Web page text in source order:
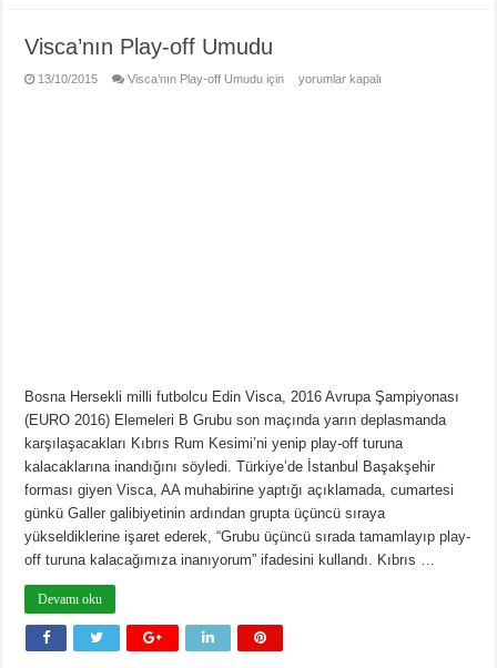
Visca’nın Play-off Umudu
13/10/2015 Visca’nın Play-off Umudu için yorumlar kapalı
Bosna Hersekli milli futbolcu Edin Visca, 2016 Avrupa Şampiyonası
(EURO 2016) Elemeleri B Grubu son maçında yarın deplasmanda
karşılaşacakları Kıbrıs Rum Kesimi’ni yenip play-off turuna
kalacaklarına inandığını söyledi. Türkiye’de İstanbul Başakşehir
forması giyen Visca, AA muhabirine yaptığı açıklamada, cumartesi
günkü Galler galibiyetinin ardından grupta üçüncü sıraya
yükseldiklerine işaret ederek, “Grubu üçüncü sırada tamamlayıp play-
off turuna kalacağımıza inanıyorum” ifadesini kullandı. Kıbrıs …
Devamı oku